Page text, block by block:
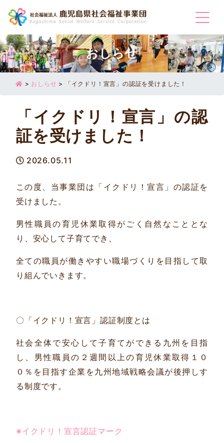
おしらせ
> おしらせ > 「イクドリ！宣言」の認証を受けました！
「イクドリ！宣言」の認
証を受けました！
2026.05.11
この度、当事業団は「イクドリ！宣言」の認証を
受けました。
男性職員の育児休業取得がごく自然なこととな
り、安心して子育てでき、
全ての職員が働きやすい職場づくりを目指して取
り組んでいきます。
〇「イクドリ！宣言」認証制度とは
社会全体で安心して子育てができる九州を目指
し、男性職員の２週間以上の育児休業取得１０
０％を目指す企業を九州地域戦略会議が後押しす
る制度です。
※イクドリ！宣言認証マーク